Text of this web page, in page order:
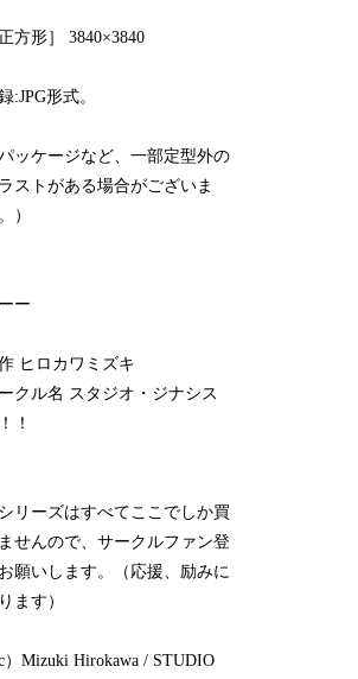
正方形］ 3840×3840
:JPG形式。
パッケージなど、一部定型外の
ストがある場合がございま
）
ー
ヒロカワミズキ
クル名 スタジオ・ジナシス
！
リーズはすべてここでしか買
せんので、サークルファン登
願いします。（応援、励みに
ます）
c）Mizuki Hirokawa / STUDIO